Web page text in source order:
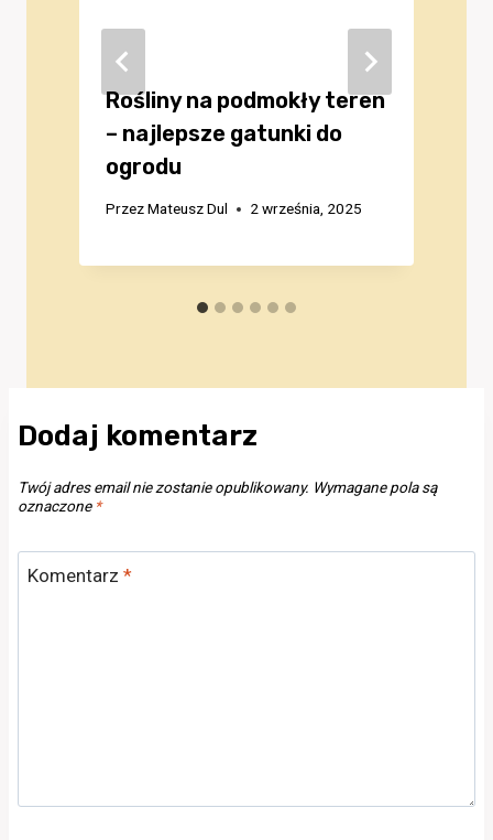
Rośliny na podmokły teren
– najlepsze gatunki do
ogrodu
PrzezMateusz Dul 2 września, 2025
Dodaj komentarz
Twój adres email nie zostanie opublikowany. Wymagane pola są
oznaczone *
Komentarz *